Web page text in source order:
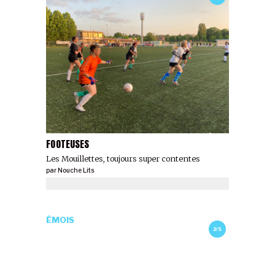
FOOTEUSES
Les Mouillettes, toujours super contentes
par Nouche Lits
2/5
ÉMOIS